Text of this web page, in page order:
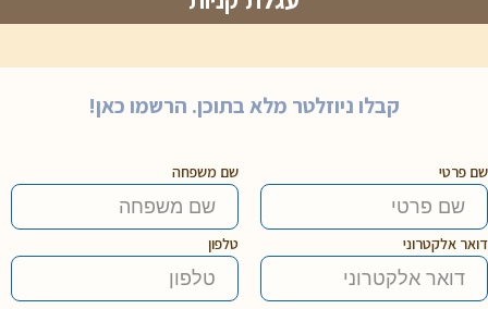
קבלו ניוזלטר מלא בתוכן. הרשמו כאן!
שם פרטי שם משפחה
דואר אלקטרוני טלפון